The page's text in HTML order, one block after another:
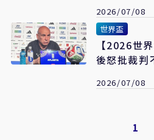
2026/07/08
世界盃
【2026世
後怒批裁
2026/07/08
1